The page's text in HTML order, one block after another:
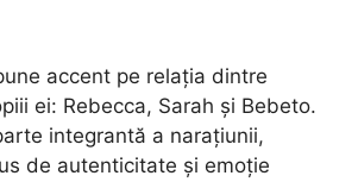
accent pe relația dintre
ei: Rebecca, Sarah și Bebeto.
integrantă a narațiunii,
de autenticitate și emoție